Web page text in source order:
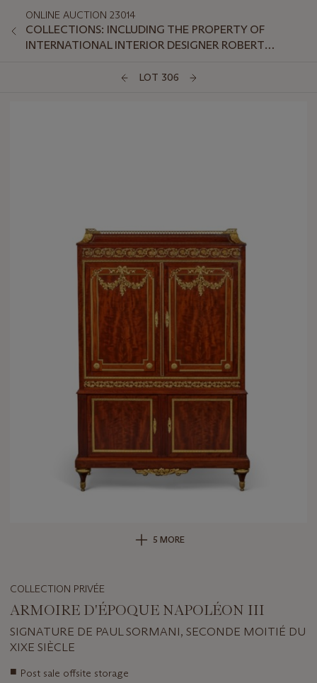
ONLINE AUCTION 23014
COLLECTIONS: INCLUDING THE PROPERTY OF
INTERNATIONAL INTERIOR DESIGNER ROBERT
LOT 306
5 MORE
COLLECTION PRIVÉE
ARMOIRE D'ÉPOQUE NAPOLÉON III
SIGNATURE DE PAUL SORMANI, SECONDE MOITIÉ DU
XIXE SIÈCLE
Important
■ Post sale offsite storage